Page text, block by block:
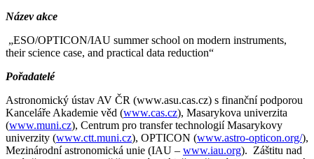
Název akce
„ESO/OPTICON/IAU summer school on modern instruments,
their science case, and practical data reduction“
Pořadatelé
Astronomický ústav AV ČR (www.asu.cas.cz) s finanční podporou
Kanceláře Akademie věd (www.cas.cz), Masarykova univerzita
(www.muni.cz), Centrum pro transfer technologií Masarykovy
univerzity (www.ctt.muni.cz), OPTICON (www.astro-opticon.org/),
Mezinárodní astronomická unie (IAU – www.iau.org). Záštitu nad